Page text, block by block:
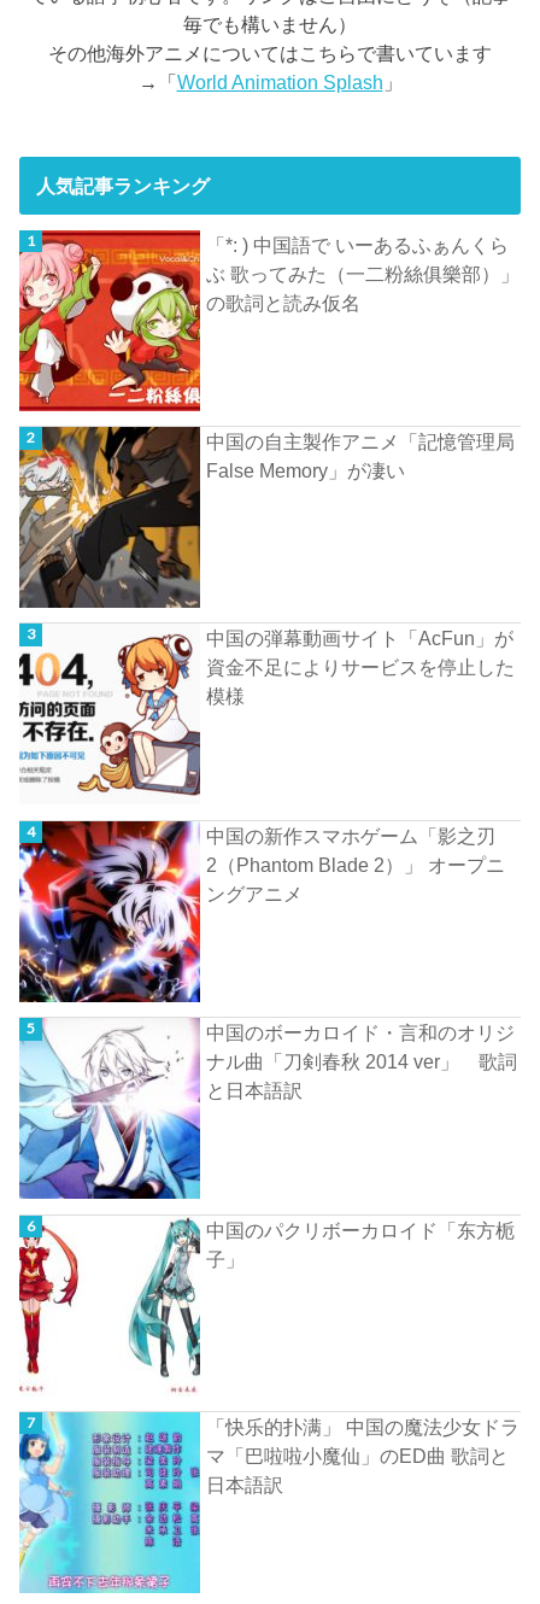
毎でも構いません）
その他海外アニメについてはこちらで書いています
→「World Animation Splash 」
人気記事ランキング
「*: ) 中国語で いーあるふぁんくら
ぶ 歌ってみた（一二粉絲俱樂部）」
の歌詞と読み仮名
中国の自主製作アニメ「記憶管理局
False Memory」が凄い
中国の弾幕動画サイト「AcFun」が
資金不足によりサービスを停止した
模様
中国の新作スマホゲーム「影之刃
2（Phantom Blade 2）」 オープニ
ングアニメ
中国のボーカロイド・言和のオリジ
ナル曲「刀剣春秋 2014 ver」 歌詞
と日本語訳
中国のパクリボーカロイド「东方栀
子」
「快乐的扑满」 中国の魔法少女ドラ
マ「巴啦啦小魔仙」のED曲 歌詞と
日本語訳